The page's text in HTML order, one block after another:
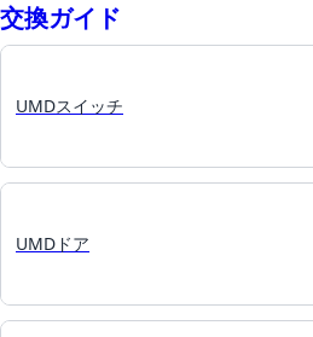
交換ガイド
UMDスイッチ
UMDドア